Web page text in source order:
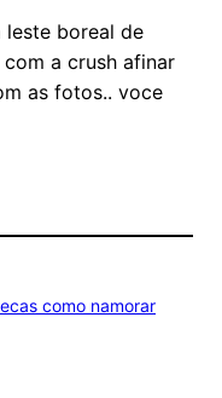
leste boreal de
a crush afinar
as fotos.. voce
como namorar